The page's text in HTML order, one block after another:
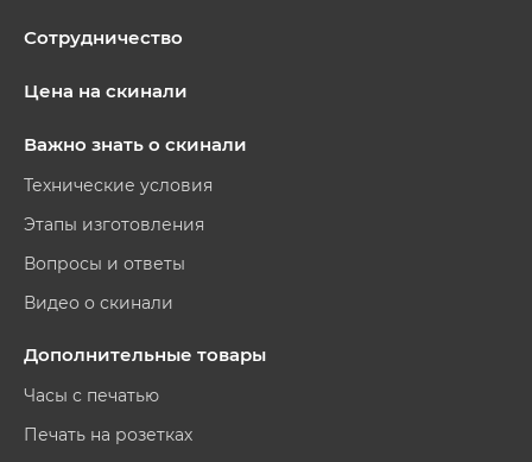
Сотрудничество
Цена на скинали
Важно знать о скинали
Технические условия
Этапы изготовления
Вопросы и ответы
Видео о скинали
Дополнительные товары
Часы с печатью
Печать на розетках